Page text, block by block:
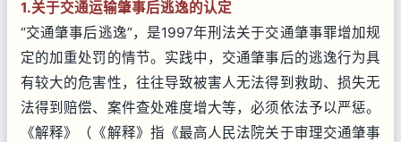
1.关于交通运输肇事后逃逸的认定
“交通肇事后逃逸”，是1997年刑法关于交通肇事罪增加规
定的加重处罚的情节。实践中，交通肇事后的逃逸行为具
有较大的危害性，往往导致被害人无法得到救助、损失无
法得到赔偿、案件查处难度增大等，必须依法予以严惩。
《解释》（《解释》指《最高人民法院关于审理交通肇事